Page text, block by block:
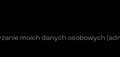
moich danych osobowych